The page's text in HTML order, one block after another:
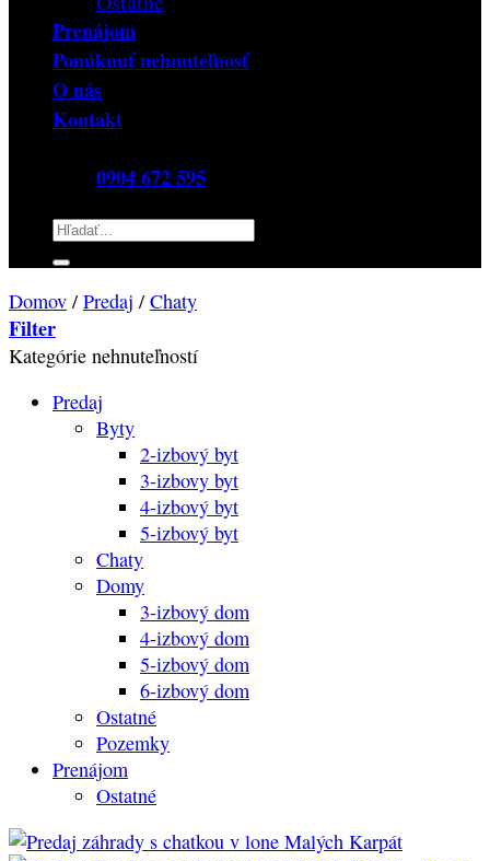
Prenájom
Ponúknuť nehnuteľnosť
O nás
Kontakt
0904 672 595
Hľadať:
Domov / Predaj / Chaty
Filter
Kategórie nehnuteľností
Predaj
Byty
2-izbový byt
3-izbovy byt
4-izbový byt
5-izbový byt
Chaty
Domy
3-izbový dom
4-izbový dom
5-izbový dom
6-izbový dom
Ostatné
Pozemky
Prenájom
Ostatné